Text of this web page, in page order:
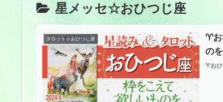
星メッセ☆おひつじ座
タロット☆おひつじ座
♈️
の
♈️お